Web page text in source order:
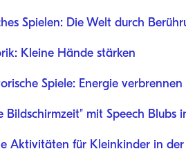
Spielen: Die Welt durch
Kleine Hände stärken
Spiele: Energie
Bildschirmzeit" mit Speech Blubs
Aktivitäten für Kleinkinder in der